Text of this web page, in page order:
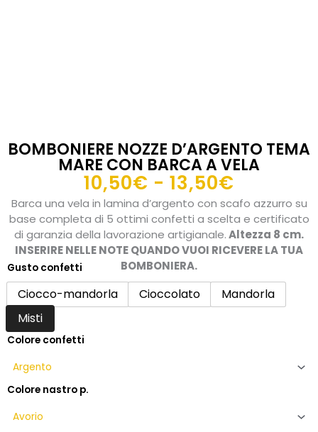
BOMBONIERE NOZZE D’ARGENTO TEMA
MARE CON BARCA A VELA
10,50€ - 13,50€
di
prezzo:
da
10,50€
13,50€
Barca una vela in lamina d’argento con scafo azzurro su
base completa di 5 ottimi confetti a scelta e certificato
di garanzia della lavorazione artigianale.Altezza 8 cm.
INSERIRE NELLE NOTE QUANDO VUOI RICEVERE LA TUA
BOMBONIERA.
Gusto confetti
Ciocco-mandorla Cioccolato
Mandorla
Misti
Colore confetti
Colore nastro p.
Bomboniere
nozze
d'argento
tema
mare
barca
vela
quantità